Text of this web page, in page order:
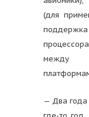
(для
между
— Два года